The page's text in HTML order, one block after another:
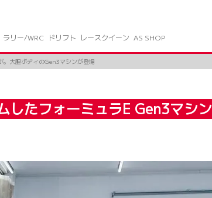
ラリー/WRC ドリフト レースクイーン AS SHOP
。大胆ボディのGen3マシンが登場
したフォーミュラE Gen3マシン